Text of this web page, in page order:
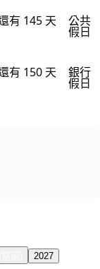
有 145 天 公共
假日
有 150 天 銀行
假日
2027